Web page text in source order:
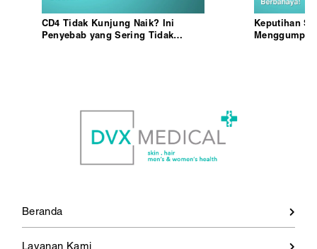
CD4 Tidak Kunjung Naik? Ini
Penyebab yang Sering Tidak
Keputihan
Beranda